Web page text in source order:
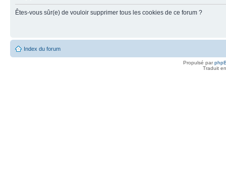
Êtes-vous sûr(e) de vouloir supprimer tous les cookies de ce forum ?
Index du forum
Propulsé par
Traduit